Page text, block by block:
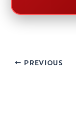
PREVIOUS